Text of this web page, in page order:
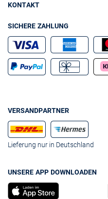
KONTAKT
SICHERE ZAHLUNG
VERSANDPARTNER
Lieferung nur in Deutschland
UNSERE APP DOWNLOADEN